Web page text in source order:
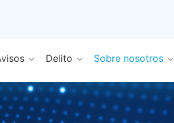
Delito Sobre nosotros